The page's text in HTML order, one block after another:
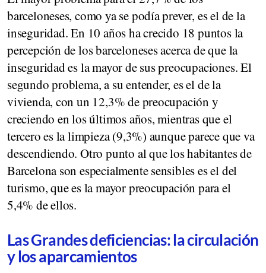
barceloneses, como ya se podía prever, es el de la
inseguridad. En 10 años ha crecido 18 puntos la
percepción de los barceloneses acerca de que la
inseguridad es la mayor de sus preocupaciones. El
segundo problema, a su entender, es el de la
vivienda, con un 12,3% de preocupación y
creciendo en los últimos años, mientras que el
tercero es la limpieza (9,3%) aunque parece que va
descendiendo. Otro punto al que los habitantes de
Barcelona son especialmente sensibles es el del
turismo, que es la mayor preocupación para el
5,4% de ellos.
Las Grandes deficiencias: la circulación
y los aparcamientos